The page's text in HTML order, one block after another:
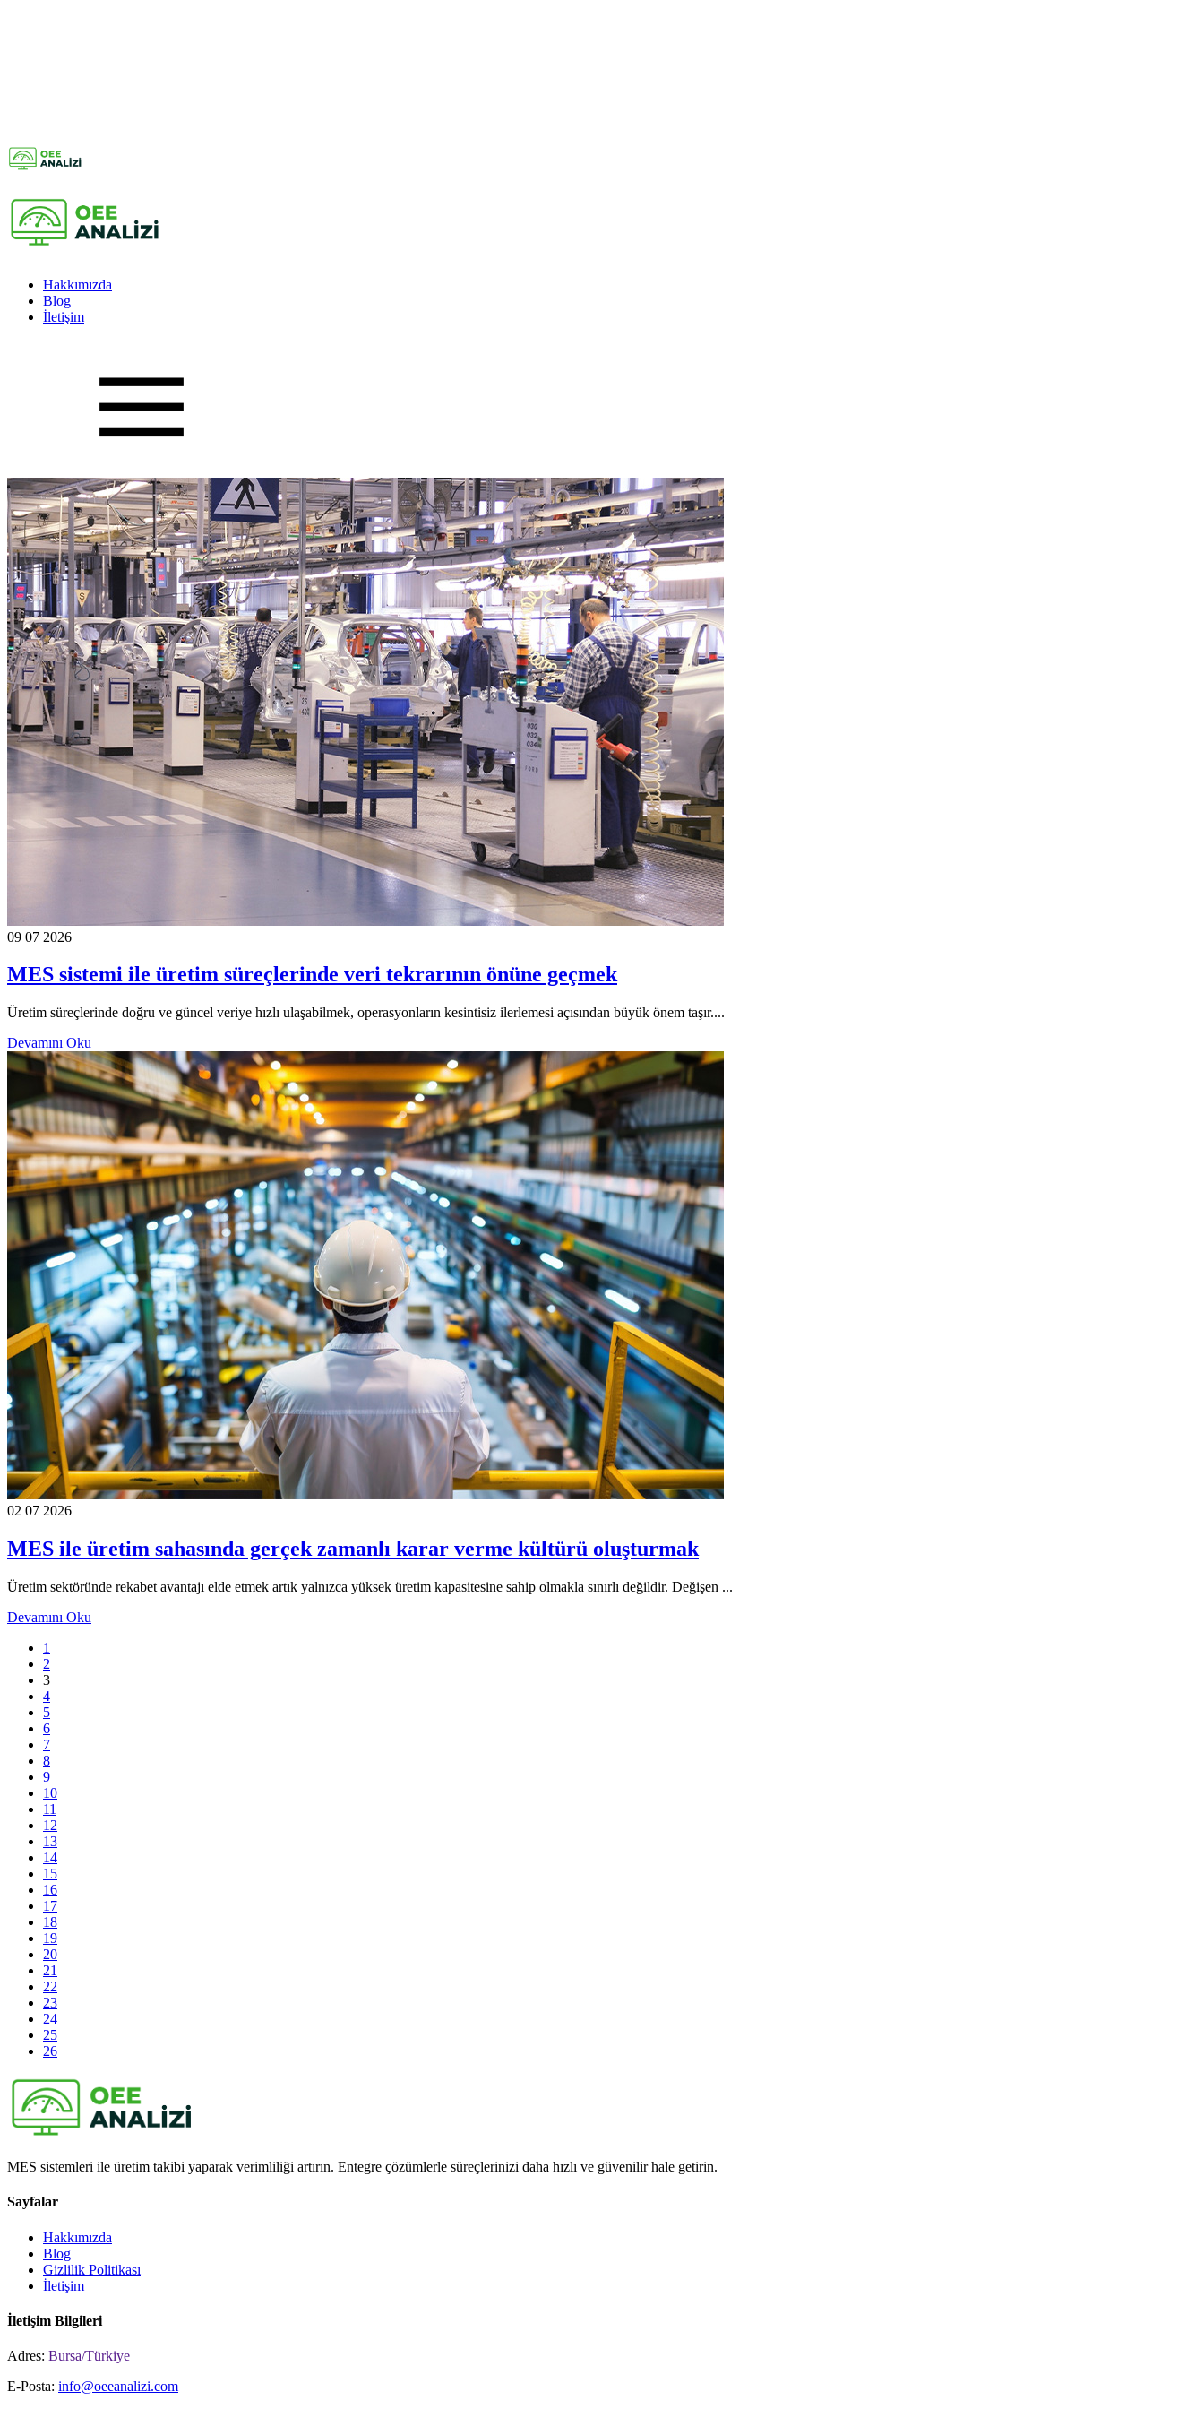
Hakkımızda
Blog
İletişim
09 07 2026
MES sistemi ile üretim süreçlerinde veri tekrarının önüne geçmek
Üretim süreçlerinde doğru ve güncel veriye hızlı ulaşabilmek, operasyonların kesintisiz ilerlemesi açısından büyük önem taşır....
Devamını Oku
02 07 2026
MES ile üretim sahasında gerçek zamanlı karar verme kültürü oluşturmak
Üretim sektöründe rekabet avantajı elde etmek artık yalnızca yüksek üretim kapasitesine sahip olmakla sınırlı değildir. Değişen ...
Devamını Oku
1
2
3
4
5
6
7
8
9
10
11
12
13
14
15
16
17
18
19
20
21
22
23
24
25
26
MES sistemleri ile üretim takibi yaparak verimliliği artırın. Entegre çözümlerle süreçlerinizi daha hızlı ve güvenilir hale getirin.
Sayfalar
Hakkımızda
Blog
Gizlilik Politikası
İletişim
İletişim Bilgileri
Adres: Bursa/Türkiye
E-Posta: info@oeeanalizi.com